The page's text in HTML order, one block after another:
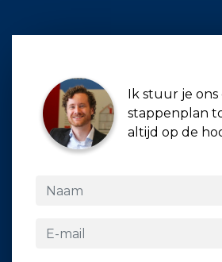
Ik stuur je ons
stappenplan
altijd op de